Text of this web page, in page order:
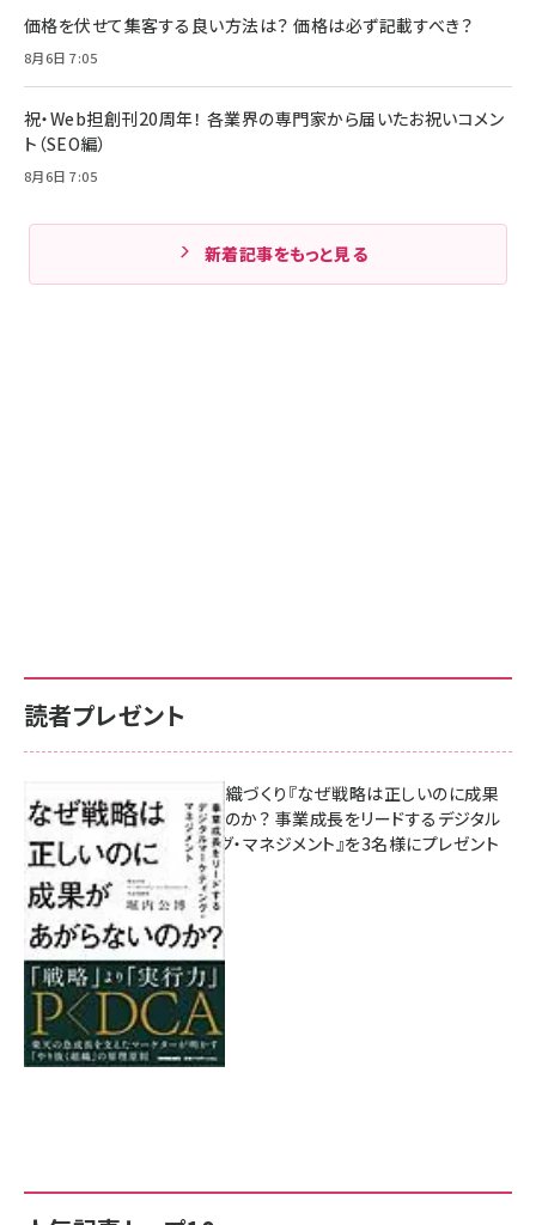
価格を伏せて集客する良い方法は？ 価格は必ず記載すべき？
8月6日 7:05
祝・Web担創刊20周年！ 各業界の専門家から届いたお祝いコメン
ト（SEO編）
8月6日 7:05
新着記事をもっと見る
読者プレゼント
成果を生む組織づくり『なぜ戦略は正しいのに成果
があがらないのか？ 事業成長をリードするデジタル
マーケティング・マネジメント』を3名様にプレゼント
8月7日 10:00